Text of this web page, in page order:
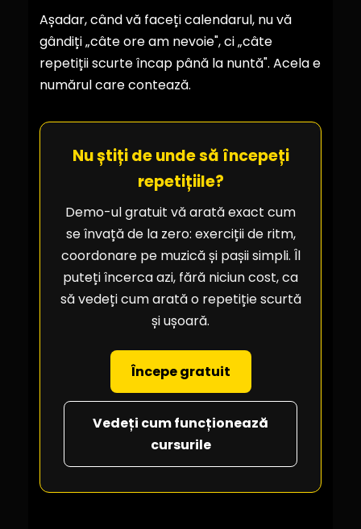
Așadar, când vă faceți calendarul, nu vă
gândiți „câte ore am nevoie", ci „câte
repetiții scurte încap până la nuntă". Acela e
numărul care contează.
Nu știți de unde să începeți
repetițiile?
Demo-ul gratuit vă arată exact cum
se învață de la zero: exerciții de ritm,
coordonare pe muzică și pașii simpli. Îl
puteți încerca azi, fără niciun cost, ca
să vedeți cum arată o repetiție scurtă
și ușoară.
Începe gratuit
Vedeți cum funcționează
cursurile